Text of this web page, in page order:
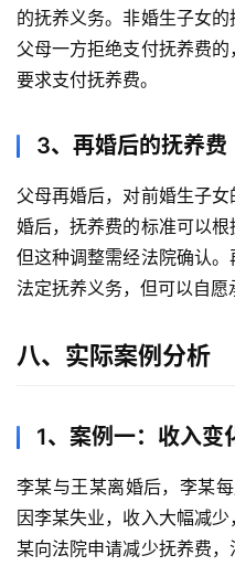
的抚养义务。非婚生子女的
父母一方拒绝支付抚养费的
要求支付抚养费。
3、再婚后的抚养费
父母再婚后，对前婚生子
婚后，抚养费的标准可以根
但这种调整需经法院确认
法定抚养义务，但可以自愿
八、实际案例分析
1、案例一：收入变
李某与王某离婚后，李某
因李某失业，收入大幅减
某向法院申请减少抚养费